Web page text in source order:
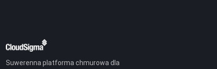
Suwerenna platforma chmurowa dla